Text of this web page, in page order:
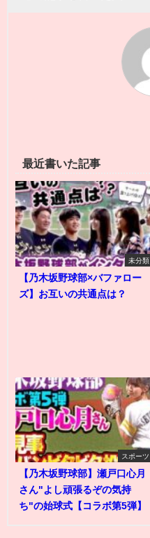
最近書いた記事
未分類
【乃木坂野球部×バファロー
ズ】お互いの共通点は？
スポーツ
【乃木坂野球部】瀬戸口心月
さん"よし頑張るぞの気持
ち"の始球式【コラボ第5弾】